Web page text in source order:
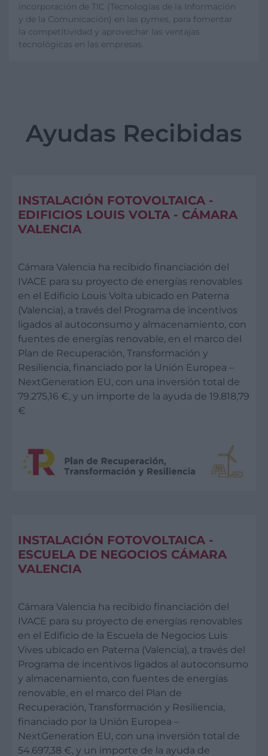
incorporación de TIC (Tecnologías de la Información
y de la Comunicación) en las pymes, para fomentar
la competitividad y aprovechar las ventajas
tecnológicas en las empresas.
Ayudas Recibidas
INSTALACIÓN FOTOVOLTAICA -
EDIFICIOS LOUIS VOLTA - CÁMARA
VALENCIA
Cámara Valencia ha recibido financiación del
IVACE para su proyecto de energías renovables
en el Edificio Louis Volta ubicado en Paterna
(Valencia), a través del Programa de incentivos
ligados al autoconsumo y almacenamiento, con
fuentes de energías renovable, en el marco del
Plan de Recuperación, Transformación y
Resiliencia, financiado por la Unión Europea –
NextGeneration EU, con una inversión total de
79.275,16 €, y un importe de la ayuda de 19.818,79
€
INSTALACIÓN FOTOVOLTAICA -
ESCUELA DE NEGOCIOS CÁMARA
VALENCIA
Cámara Valencia ha recibido financiación del
IVACE para su proyecto de energías renovables
en el Edificio de la Escuela de Negocios Luis
Vives ubicado en Paterna (Valencia), a través del
Programa de incentivos ligados al autoconsumo
y almacenamiento, con fuentes de energías
renovable, en el marco del Plan de
Recuperación, Transformación y Resiliencia,
financiado por la Unión Europea –
NextGeneration EU, con una inversión total de
54.697,38 €, y un importe de la ayuda de